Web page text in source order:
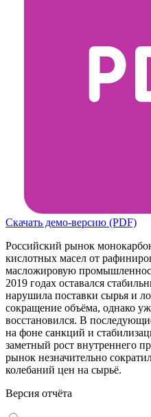
Скачать демо-версию (PDF)
Российский рынок
кислотных масел от
масложировую
2019 годах оставался
нарушила поставки сырья и
сокращение объёма, однако
восстановился. В
на фоне санкций и
заметный рост внутреннего
рынок незначительно
колебаний цен на сырьё.
Версия отчёта